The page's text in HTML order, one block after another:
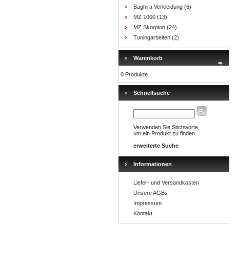
Baghira Verkleidung (6)
MZ 1000 (13)
MZ Skorpion (24)
Tuningarbeiten (2)
Warenkorb
0 Produkte
Schnellsuche
Verwenden Sie Stichworte,
um ein Produkt zu finden.
erweiterte Suche
Informationen
Liefer- und Versandkosten
Unsere AGBs
Impressum
Kontakt